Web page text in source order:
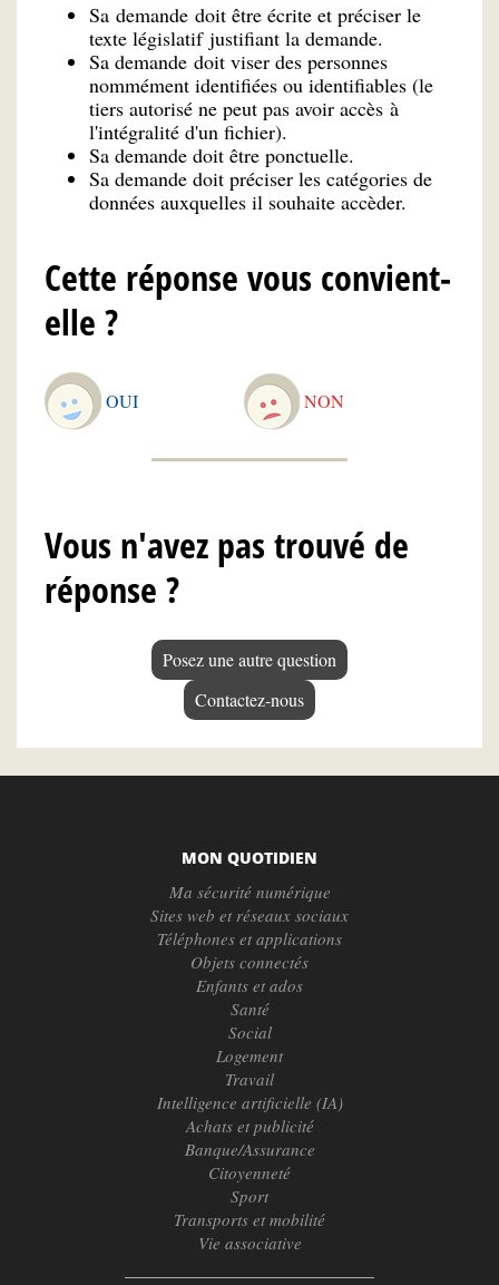
Sa demande doit être écrite et préciser le
texte législatif justifiant la demande.
Sa demande doit viser des personnes
nommément identifiées ou identifiables (le
tiers autorisé ne peut pas avoir accès à
l'intégralité d'un fichier).
Sa demande doit être ponctuelle.
Sa demande doit préciser les catégories de
données auxquelles il souhaite accèder.
Cette réponse vous convient-
elle ?
OUI NON
Vous n'avez pas trouvé de
réponse ?
Posez une autre question
Contactez-nous
MON QUOTIDIEN
Ma sécurité numérique
Sites web et réseaux sociaux
Téléphones et applications
Objets connectés
Enfants et ados
Santé
Social
Logement
Travail
Intelligence artificielle (IA)
Achats et publicité
Banque/Assurance
Citoyenneté
Sport
Transports et mobilité
Vie associative